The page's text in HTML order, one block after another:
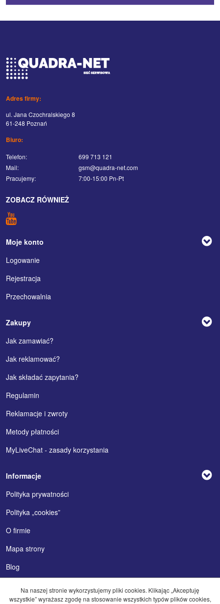
Adres firmy:
ul. Jana Czochralskiego 8
61-248 Poznań
Biuro:
Telefon:
699 713 121
Mail:
gsm@quadra-net.com
Pracujemy:
7:00-15:00 Pn-Pt
ZOBACZ RÓWNIEŻ
Moje konto
Logowanie
Rejestracja
Przechowalnia
Zakupy
Jak zamawiać?
Jak reklamować?
Jak składać zapytania?
Regulamin
Reklamacje i zwroty
Metody płatności
MyLiveChat - zasady korzystania
Informacje
Polityka prywatności
Polityka „cookies”
O firmie
Mapa strony
Blog
Na naszej stronie wykorzystujemy pliki cookies. Klikając „Akceptuję
wszystkie” wyrażasz zgodę na stosowanie wszystkich typów plików cookies,